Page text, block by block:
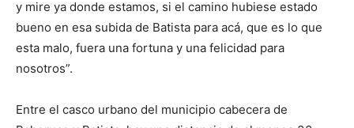
y mire ya donde estamos, si el camino hubiese estado
bueno en esa subida de Batista para acá, que es lo que
esta malo, fuera una fortuna y una felicidad para
nosotros”.
Entre el casco urbano del municipio cabecera de